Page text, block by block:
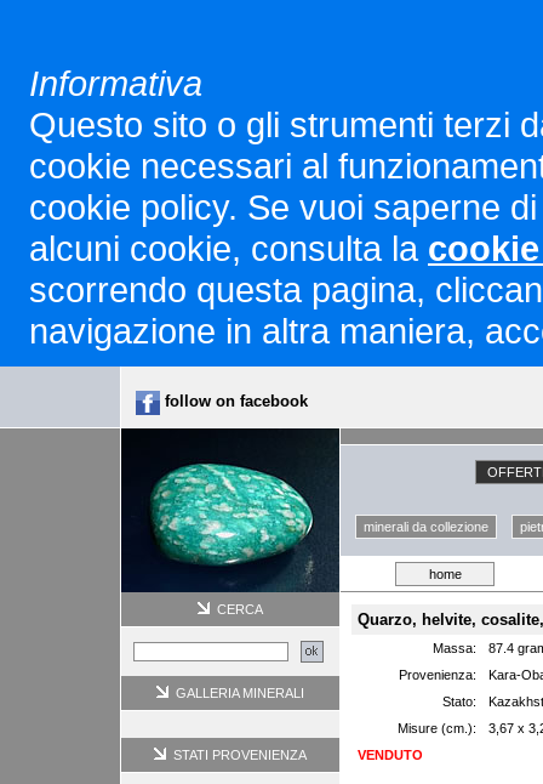
Informativa
Questo sito o gli strumenti terzi
cookie necessari al
cookie policy. Se vuoi saperne
alcuni cookie, consulta la
scorrendo questa pagina,
navigazione in altra maniera,
follow on facebook
minerali da collezione
home
CERCA
GALLERIA MINERALI
STATI PROVENIENZA
Quarzo, helvite,
Massa:
87.4
Provenienza:
Kara-
Stato:
Misure (cm.):
3,67 x
VENDUTO